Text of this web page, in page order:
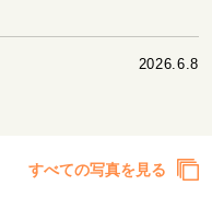
2026.6.8
すべての写真を見る